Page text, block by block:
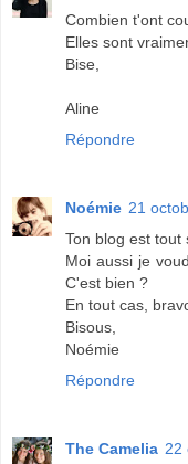
Combien t'ont
Elles sont
Bise,
Aline
Répondre
Noémie 21
Ton blog est tout
Moi aussi je
C'est bien ?
En tout cas,
Bisous,
Noémie
Répondre
The Camelia 22